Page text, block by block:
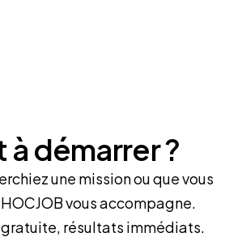
à démarrer ?
une mission ou que vous
vous accompagne.
résultats immédiats.